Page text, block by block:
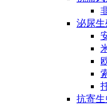
泌尿
抗寄